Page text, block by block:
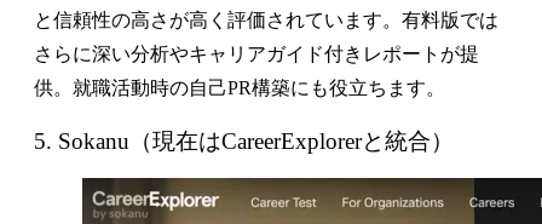
と信頼性の高さが高く評価されています。有料版では
さらに深い分析やキャリアガイド付きレポートが提
供。就職活動時の自己PR構築にも役立ちます。
5. Sokanu（現在はCareerExplorerと統合）